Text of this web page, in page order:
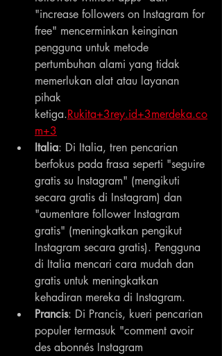
"increase followers on Instagram for
free" mencerminkan keinginan
pengguna untuk metode
pertumbuhan alami yang tidak
memerlukan alat atau layanan
pihak
ketiga.Rukita+3rey.id+3merdeka.co
m+3
Italia: Di Italia, tren pencarian
berfokus pada frasa seperti "seguire
gratis su Instagram" (mengikuti
secara gratis di Instagram) dan
"aumentare follower Instagram
gratis" (meningkatkan pengikut
Instagram secara gratis). Pengguna
di Italia mencari cara mudah dan
gratis untuk meningkatkan
kehadiran mereka di Instagram.
Prancis: Di Prancis, kueri pencarian
populer termasuk "comment avoir
des abonnés Instagram